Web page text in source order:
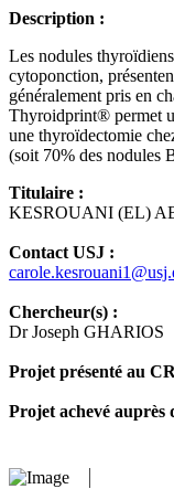
Description :
Les nodules
cytoponction,
généralement pris en
Thyroidprint® permet
une thyroïdectomie
(soit 70% des nodules
Titulaire :
KESROUANI (EL)
Contact USJ :
Chercheur(s) :
Dr Joseph GHARIOS
Projet présenté au
Projet achevé auprès